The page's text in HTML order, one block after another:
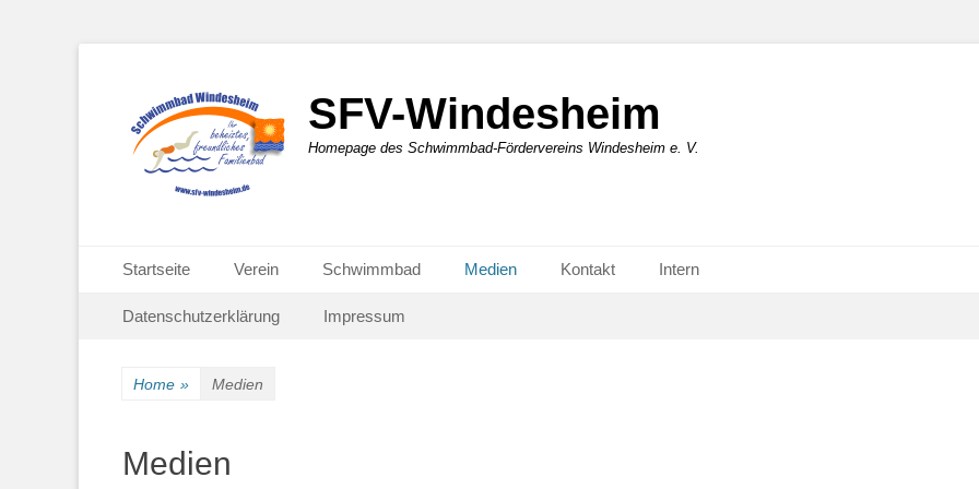
SFV-Windesheim
Homepage des Schwimmbad-Fördervereins Windesheim e. V.
Primäres Menü
Inhalt
Startseite Verein Schwimmbad Medien Kontakt Intern
Sekundär-Menü
Inhalt
Datenschutzerklärung Impressum
Home » Medien
Medien